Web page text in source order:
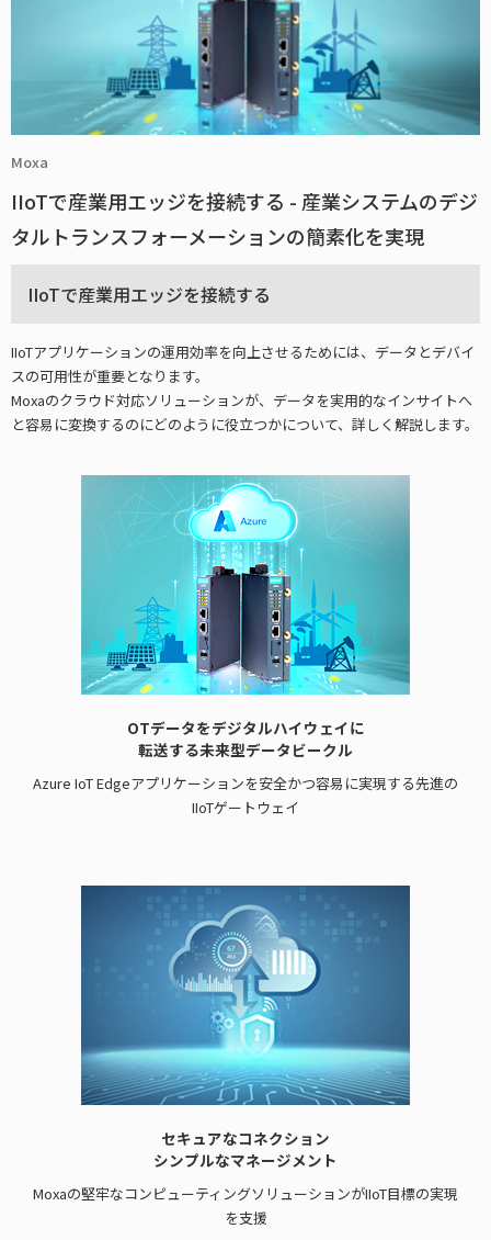
Moxa
IIoTで産業用エッジを接続する - 産業システムのデジ
タルトランスフォーメーションの簡素化を実現
IIoTで産業用エッジを接続する
IIoTアプリケーションの運用効率を向上させるためには、データとデバイ
スの可用性が重要となります。
Moxaのクラウド対応ソリューションが、データを実用的なインサイトへ
と容易に変換するのにどのように役立つかについて、詳しく解説します。
OTデータをデジタルハイウェイに
転送する未来型データビークル
Azure IoT Edgeアプリケーションを安全かつ容易に実現する先進の
IIoTゲートウェイ
セキュアなコネクション
シンプルなマネージメント
Moxaの堅牢なコンピューティングソリューションがIIoT目標の実現
を支援